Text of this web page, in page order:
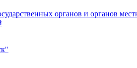
органов и органов